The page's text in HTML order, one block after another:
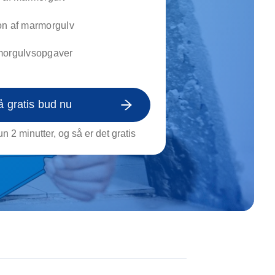
af genstande
af marmorgulv
gratis bud nu
2 minutter, og så er det gratis